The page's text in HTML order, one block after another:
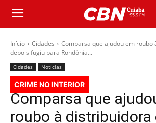
Início Cidades
Comparsa que ajudou em roubo
depois fugiu para Rondônia...
Cidades Notícias
CRIME NO INTERIOR
Comparsa que
roubo à distribuidora